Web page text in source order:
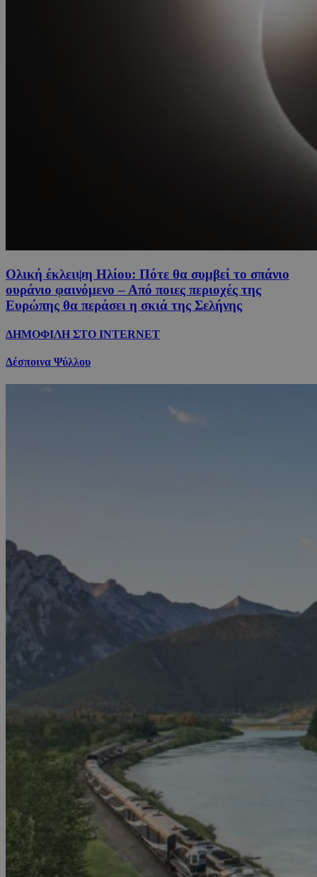
Ολική έκλειψη Ηλίου: Πότε θα συμβεί το σπάνιο
ουράνιο φαινόμενο – Από ποιες περιοχές της
Ευρώπης θα περάσει η σκιά της Σελήνης
ΔΗΜΟΦΙΛΗ ΣΤΟ INTERNET
Δέσποινα Ψύλλου